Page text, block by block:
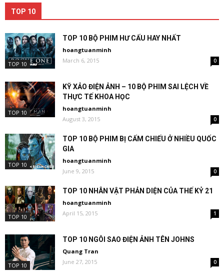
TOP 10
TOP 10
TOP 10 BỘ PHIM HƯ CẤU HAY NHẤT
hoangtuanminh
March 6, 2015
0
TOP 10
KỸ XẢO ĐIỆN ẢNH – 10 BỘ PHIM SAI LỆCH VỀ
THỰC TẾ KHOA HỌC
hoangtuanminh
August 3, 2015
0
TOP 10
TOP 10 BỘ PHIM BỊ CẤM CHIẾU Ở NHIỀU QUỐC
GIA
hoangtuanminh
June 9, 2015
0
TOP 10
TOP 10 NHÂN VẬT PHẢN DIỆN CỦA THẾ KỶ 21
hoangtuanminh
April 15, 2015
1
TOP 10
TOP 10 NGÔI SAO ĐIỆN ẢNH TÊN JOHNS
Quang Tran
June 27, 2015
0